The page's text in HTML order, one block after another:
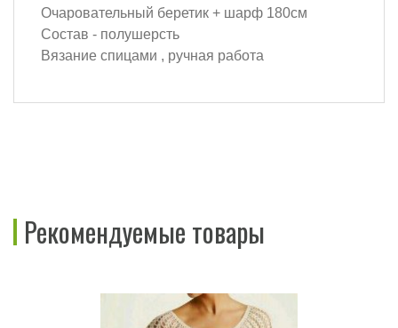
Очаровательный беретик + шарф 180см
Состав - полушерсть
Вязание спицами , ручная работа
Рекомендуемые товары